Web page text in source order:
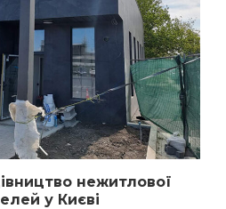
нежитлової
у Києві